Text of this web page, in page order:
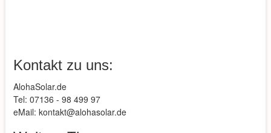
Kontakt zu uns:
AlohaSolar.de
Tel: 07136 - 98 499 97
eMail: kontakt@alohasolar.de